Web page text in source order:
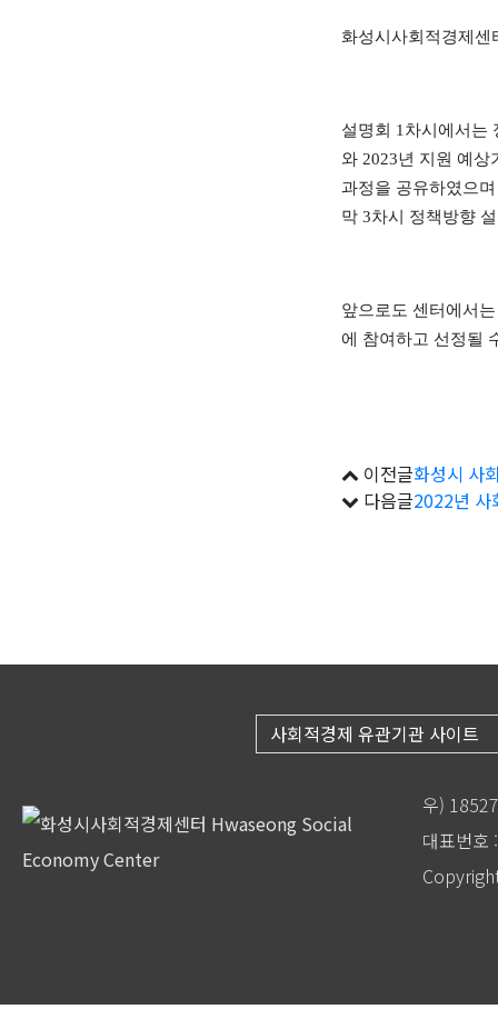
화성시사회적경제
설명회 1차시에서는
와 2023년 지원 예상
과정을 공유하였으
막 3차시 정책방향
앞으로도 센터에서
에 참여하고 선정될
이전글화성시 사
다음글2022년 사
사회적경제 유관기관 사이트
우)
대표번